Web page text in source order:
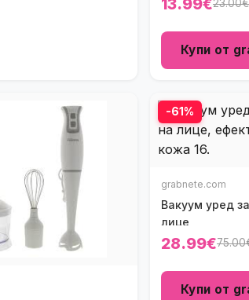
13.99€23.00€
Купи от
-61%
grabnete.com
Вакуум уред
лице
28.99€
Купи от